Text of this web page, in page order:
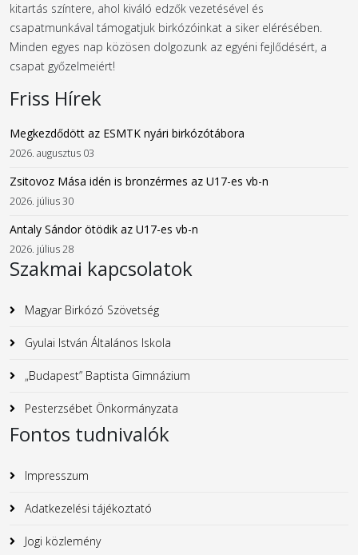
kitartás színtere, ahol kiváló edzők vezetésével és
csapatmunkával támogatjuk birkózóinkat a siker elérésében.
Minden egyes nap közösen dolgozunk az egyéni fejlődésért, a
csapat győzelmeiért!
Friss Hírek
Megkezdődött az ESMTK nyári birkózótábora
2026. augusztus 03
Zsitovoz Mása idén is bronzérmes az U17-es vb-n
2026. július 30
Antaly Sándor ötödik az U17-es vb-n
2026. július 28
Szakmai kapcsolatok
Magyar Birkózó Szövetség
Gyulai István Általános Iskola
„Budapest” Baptista Gimnázium
Pesterzsébet Önkormányzata
Fontos tudnivalók
Impresszum
Adatkezelési tájékoztató
Jogi közlemény